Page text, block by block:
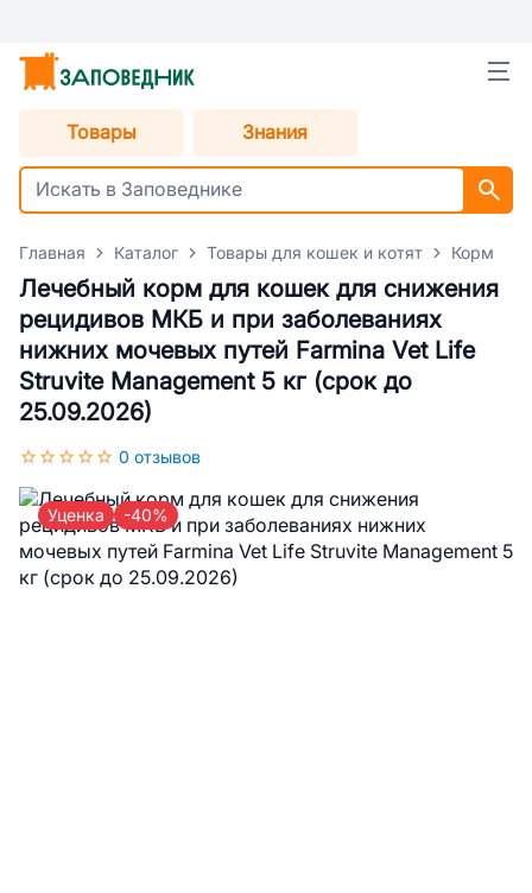
Товары Знания
Главная Каталог Товары для кошек и котят Корм
Лечебный корм для кошек для снижения
рецидивов МКБ и при заболеваниях
нижних мочевых путей Farmina Vet Life
Struvite Management 5 кг (срок до
25.09.2026)
0 отзывов
Уценка -40%